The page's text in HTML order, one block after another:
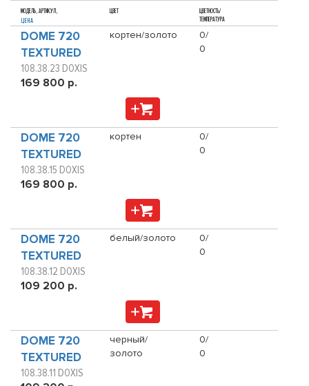
МОДЕЛЬ, АРТИКУЛ,
ЦЕНА
ЦВЕТ
ЦВЕТНОСТЬ/
ТЕМПЕРАТУРА
DOME 720
TEXTURED
108.38.23 DOXIS
169 800 р.
кортен/золото
0/
0
DOME 720
TEXTURED
108.38.15 DOXIS
169 800 р.
кортен
0/
0
DOME 720
TEXTURED
108.38.12 DOXIS
109 200 р.
белый/золото
0/
0
DOME 720
TEXTURED
108.38.11 DOXIS
черный/
золото
0/
0